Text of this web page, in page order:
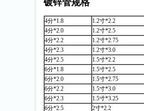
4分*1.8
1.2寸*2.2
4分*2.0
1.2寸*2.5
4分*2.2
1.2寸*2.75
4分*2.3
1.2寸*3.0
4分*2.5
1.5寸*2.2
6分*1.8
1.5寸*2.5
6分*2.0
1.5寸*2.75
6分*2.2
1.5寸*3.0
6分*2.3
1.5寸*3.25
6分*2.5
2寸*2.2